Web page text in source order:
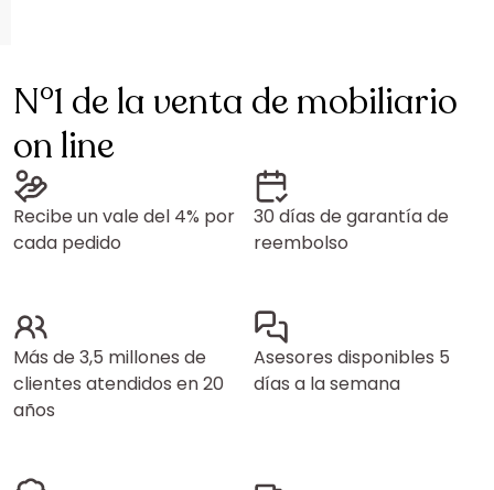
N°1 de la venta de mobiliario
on line
Recibe un vale del 4% por
cada pedido
30 días de garantía de
reembolso
Más de 3,5 millones de
clientes atendidos en 20
años
Asesores disponibles 5
días a la semana